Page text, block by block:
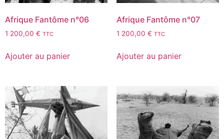
Afrique Fantôme n°06
1 200,00 € TTC
Ajouter au panier
Afrique Fantôme n°07
1 200,00 € TTC
Ajouter au panier